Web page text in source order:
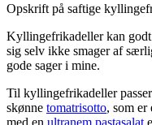
Opskrift på saftige
Kyllingefrikadeller kan
sig selv ikke smager af
gode sager i mine.
Til kyllingefrikadeller
skønne tomatrisotto, som
med en ultranem pastasalat